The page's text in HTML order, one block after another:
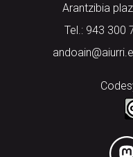
Arantzibia
Tel.: 943 300